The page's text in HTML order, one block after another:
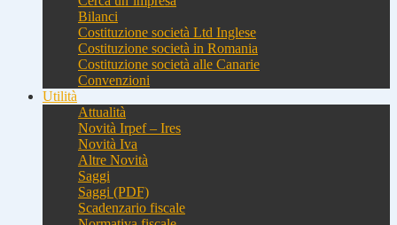
Bilanci
Costituzione società Ltd Inglese
Costituzione società in Romania
Costituzione società alle Canarie
Convenzioni
Utilità
Attualità
Novità Irpef – Ires
Novità Iva
Altre Novità
Saggi
Saggi (PDF)
Scadenzario fiscale